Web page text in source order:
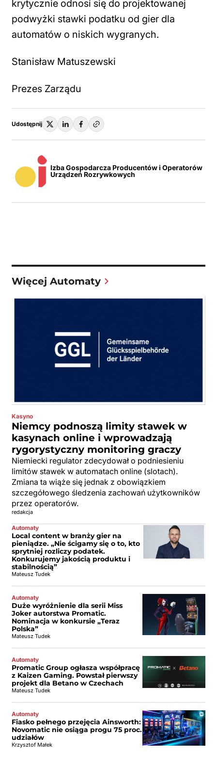
krytycznie odnosi się do projektowanej
podwyżki stawki podatku od gier dla
automatów o niskich wygranych.
Stanisław Matuszewski
Prezes Zarządu
Udostępnij
Izba Gospodarcza Producentów i Operatorów
Urządzeń Rozrywkowych
Więcej Automaty
Kasyno
Niemcy podnoszą limity stawek w
kasynach online i wprowadzają
rygorystyczny monitoring graczy
Niemiecki regulator zdecydował o podniesieniu
limitów stawek w automatach online (slotach).
Zmiana ta wiąże się jednak z obowiązkiem
szczegółowego śledzenia zachowań użytkowników
przez operatorów.
redakcja
Automaty
Local content w branży gier na
pieniądze. „Nie ścigamy się o to, kto
sprytniej rozliczy podatek.
Konkurujemy jakością produktu i
stabilnością”
Mateusz Tudek
Automaty
Duże wyróżnienie dla serii Miss
Joker autorstwa Promatic.
Nominacja w konkursie „Teraz
Polska”
Mateusz Tudek
Automaty
Promatic Group ogłasza współpracę
z Kaizen Gaming. Powstał pierwszy
projekt dla Betano w Czechach
Mateusz Tudek
Automaty
Fiasko pełnego przejęcia Ainsworth:
Novomatic nie osiąga progu 75 proc.
udziałów
Krzysztof Małek